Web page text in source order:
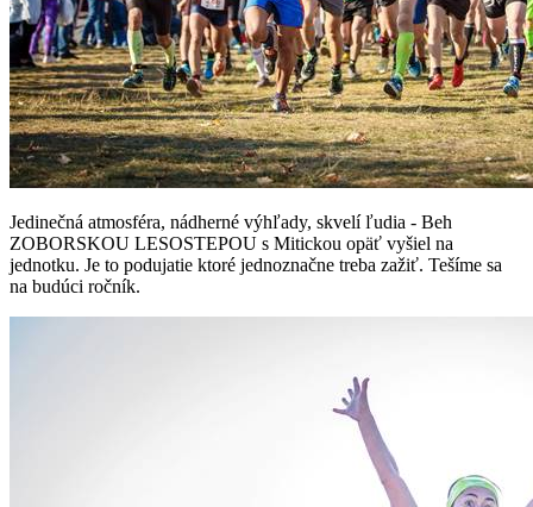
Jedinečná atmosféra, nádherné výhľady, skvelí ľudia - Beh
ZOBORSKOU LESOSTEPOU s Mitickou opäť vyšiel na
jednotku. Je to podujatie ktoré jednoznačne treba zažiť. Tešíme sa
na budúci ročník.